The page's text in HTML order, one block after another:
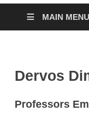
MAIN MENU
Dervos
Professors